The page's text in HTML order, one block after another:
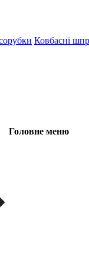
Ковбасні
Головне меню